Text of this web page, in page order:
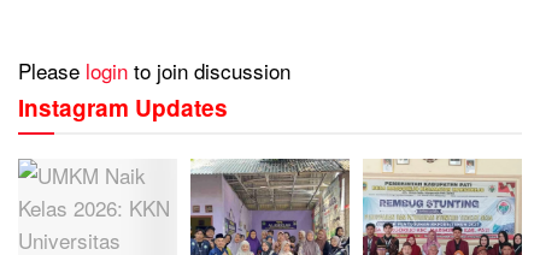
Please login to join discussion
Instagram Updates